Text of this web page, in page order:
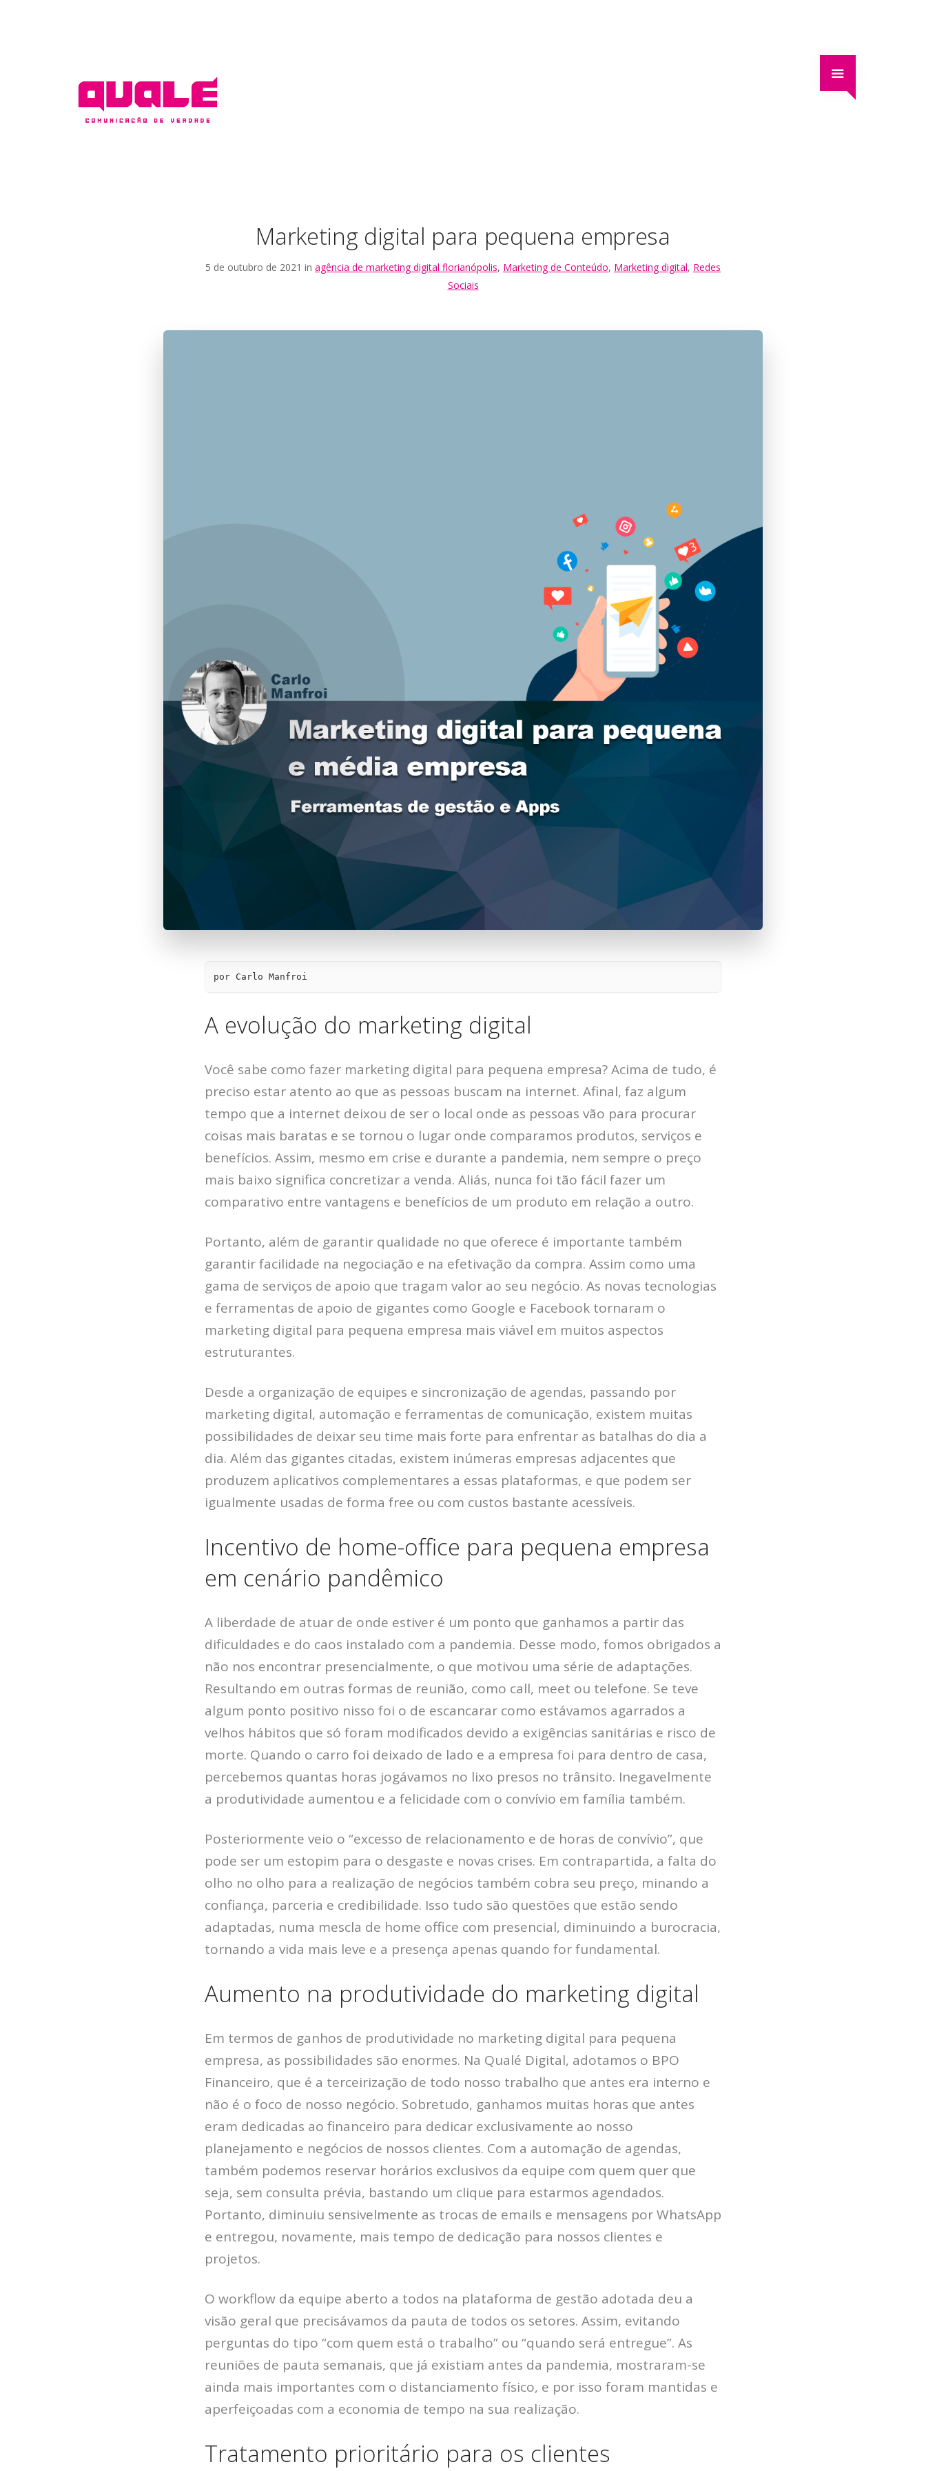
TECH
Marketing digital para pequena empresa
5 de outubro de 2021 in agência de marketing digital florianópolis, Marketing de Conteúdo, Marketing digital, Redes
Sociais
por Carlo Manfroi
A evolução do marketing digital
Você sabe como fazer marketing digital para pequena empresa? Acima de tudo, é
preciso estar atento ao que as pessoas buscam na internet. Afinal, faz algum
tempo que a internet deixou de ser o local onde as pessoas vão para procurar
coisas mais baratas e se tornou o lugar onde comparamos produtos, serviços e
benefícios. Assim, mesmo em crise e durante a pandemia, nem sempre o preço
mais baixo significa concretizar a venda. Aliás, nunca foi tão fácil fazer um
comparativo entre vantagens e benefícios de um produto em relação a outro.
Portanto, além de garantir qualidade no que oferece é importante também
garantir facilidade na negociação e na efetivação da compra. Assim como uma
gama de serviços de apoio que tragam valor ao seu negócio. As novas tecnologias
e ferramentas de apoio de gigantes como Google e Facebook tornaram o
marketing digital para pequena empresa mais viável em muitos aspectos
estruturantes.
Desde a organização de equipes e sincronização de agendas, passando por
marketing digital, automação e ferramentas de comunicação, existem muitas
possibilidades de deixar seu time mais forte para enfrentar as batalhas do dia a
dia. Além das gigantes citadas, existem inúmeras empresas adjacentes que
produzem aplicativos complementares a essas plataformas, e que podem ser
igualmente usadas de forma free ou com custos bastante acessíveis.
Incentivo de home-office para pequena empresa
em cenário pandêmico
A liberdade de atuar de onde estiver é um ponto que ganhamos a partir das
dificuldades e do caos instalado com a pandemia. Desse modo, fomos obrigados a
não nos encontrar presencialmente, o que motivou uma série de adaptações.
Resultando em outras formas de reunião, como call, meet ou telefone. Se teve
algum ponto positivo nisso foi o de escancarar como estávamos agarrados a
velhos hábitos que só foram modificados devido a exigências sanitárias e risco de
morte. Quando o carro foi deixado de lado e a empresa foi para dentro de casa,
percebemos quantas horas jogávamos no lixo presos no trânsito. Inegavelmente
a produtividade aumentou e a felicidade com o convívio em família também.
Posteriormente veio o “excesso de relacionamento e de horas de convívio”, que
pode ser um estopim para o desgaste e novas crises. Em contrapartida, a falta do
olho no olho para a realização de negócios também cobra seu preço, minando a
confiança, parceria e credibilidade. Isso tudo são questões que estão sendo
adaptadas, numa mescla de home office com presencial, diminuindo a burocracia,
tornando a vida mais leve e a presença apenas quando for fundamental.
Aumento na produtividade do marketing digital
Em termos de ganhos de produtividade no marketing digital para pequena
empresa, as possibilidades são enormes. Na Qualé Digital, adotamos o BPO
Financeiro, que é a terceirização de todo nosso trabalho que antes era interno e
não é o foco de nosso negócio. Sobretudo, ganhamos muitas horas que antes
eram dedicadas ao financeiro para dedicar exclusivamente ao nosso
planejamento e negócios de nossos clientes. Com a automação de agendas,
também podemos reservar horários exclusivos da equipe com quem quer que
seja, sem consulta prévia, bastando um clique para estarmos agendados.
Portanto, diminuiu sensivelmente as trocas de emails e mensagens por WhatsApp
e entregou, novamente, mais tempo de dedicação para nossos clientes e
projetos.
O workflow da equipe aberto a todos na plataforma de gestão adotada deu a
visão geral que precisávamos da pauta de todos os setores. Assim, evitando
perguntas do tipo “com quem está o trabalho” ou “quando será entregue”. As
reuniões de pauta semanais, que já existiam antes da pandemia, mostraram-se
ainda mais importantes com o distanciamento físico, e por isso foram mantidas e
aperfeiçoadas com a economia de tempo na sua realização.
Tratamento prioritário para os clientes